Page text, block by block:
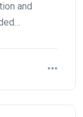
and